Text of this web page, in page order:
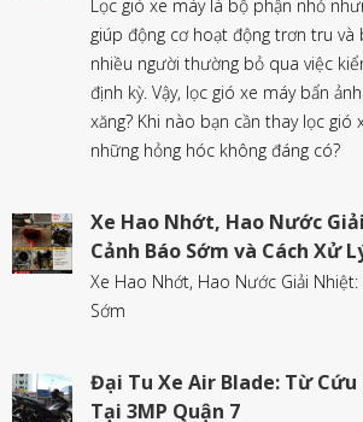
Lọc gió xe máy là bộ phận nhỏ
giúp động cơ hoạt động trơn tru và
nhiều người thường bỏ qua việc
định kỳ. Vậy, lọc gió xe máy bẩn
xăng? Khi nào bạn cần thay lọc gió
những hỏng hóc không đáng có?
Xe Hao Nhớt, Hao Nước
Cảnh Báo Sớm và Cách Xử
Xe Hao Nhớt, Hao Nước Giải
Sớm
Đại Tu Xe Air Blade: Từ Cứu
Tại 3MP Quận 7